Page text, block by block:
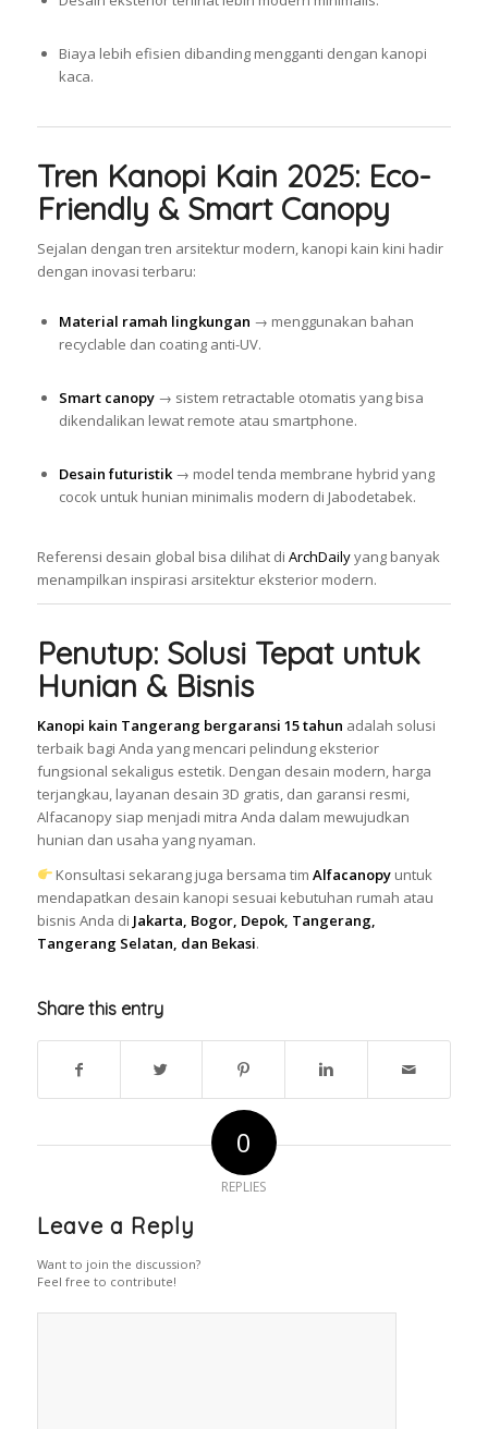
Biaya lebih efisien dibanding mengganti dengan kanopi
kaca.
Tren Kanopi Kain 2025: Eco-
Friendly & Smart Canopy
Sejalan dengan tren arsitektur modern, kanopi kain kini hadir
dengan inovasi terbaru:
Material ramah lingkungan → menggunakan bahan
recyclable dan coating anti-UV.
Smart canopy→ sistem retractable otomatis yang bisa
dikendalikan lewat remote atau smartphone.
Desain futuristik→ model tenda membrane hybrid yang
cocok untuk hunian minimalis modern di Jabodetabek.
Referensi desain global bisa dilihat di ArchDailyyang banyak
menampilkan inspirasi arsitektur eksterior modern.
Penutup: Solusi Tepat untuk
Hunian & Bisnis
Kanopi kain Tangerang bergaransi 15 tahun adalah solusi
terbaik bagi Anda yang mencari pelindung eksterior
fungsional sekaligus estetik. Dengan desain modern, harga
terjangkau, layanan desain 3D gratis, dan garansi resmi,
Alfacanopy siap menjadi mitra Anda dalam mewujudkan
hunian dan usaha yang nyaman.
Konsultasi sekarang juga bersama timAlfacanopy untuk
mendapatkan desain kanopi sesuai kebutuhan rumah atau
bisnis Anda di Jakarta, Bogor, Depok, Tangerang,
Tangerang Selatan, dan Bekasi.
Share this entry
0
REPLIES
Leave a Reply
Want to join the discussion?
Feel free to contribute!